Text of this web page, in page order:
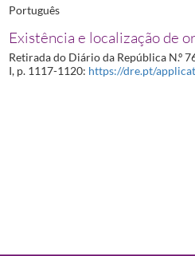
Português
Existência e localização de
Retirada do Diário da República N.º
I, p. 1117-1120: https://dre.pt/